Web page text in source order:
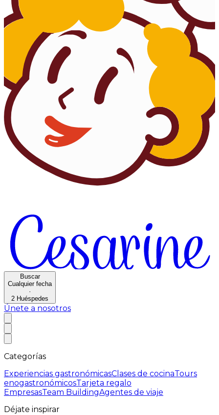
Buscar
Cualquier fecha
·
2 Huéspedes
Únete a nosotros
Categorías
Experiencias gastronómicasClases de cocinaTours
enogastronómicosTarjeta regalo
EmpresasTeam BuildingAgentes de viaje
Déjate inspirar